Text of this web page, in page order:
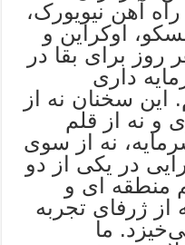
آهن نیویورک،
اوکراین و
روز برای بقا در
داری
این سخنان نه از
و نه از قلم
نه از سوی
در یکی از دو
منطقه ای و
از ژرفای تجربه
ما